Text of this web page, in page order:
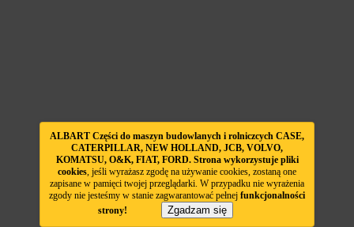
ALBART Części do maszyn budowlanych i rolniczcych CASE,
CATERPILLAR, NEW HOLLAND, JCB, VOLVO,
KOMATSU, O&K, FIAT, FORD. Strona wykorzystuje pliki
cookies, jeśli wyrażasz zgodę na używanie cookies, zostaną one
zapisane w pamięci twojej przeglądarki. W przypadku nie wyrażenia
zgody nie jesteśmy w stanie zagwarantować pełnej funkcjonalności
strony!
Zgadzam się